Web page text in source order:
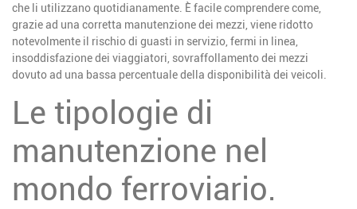
che li utilizzano quotidianamente. È facile comprendere come,
grazie ad una corretta manutenzione dei mezzi, viene ridotto
notevolmente il rischio di guasti in servizio, fermi in linea,
insoddisfazione dei viaggiatori, sovraffollamento dei mezzi
dovuto ad una bassa percentuale della disponibilità dei veicoli.
Le tipologie di
manutenzione nel
mondo ferroviario.